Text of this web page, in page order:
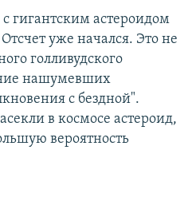
гигантским астероидом
уже начался. Это не
голливудского
нашумевших
с бездной".
в космосе астероид,
вероятность